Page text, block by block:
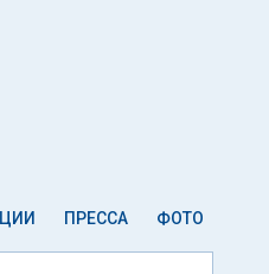
ПРЕССА ФОТО